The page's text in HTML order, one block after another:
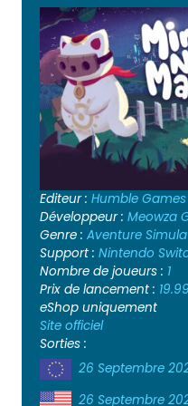
Editeur : Humble Games
Développeur : Meowza
Genre : Aventure
Support : Nintendo
Nombre de joueurs : 1
Prix de lancement :
eShop uniquement
Site officiel
Sorties :
26 Septembre
26 Septembre